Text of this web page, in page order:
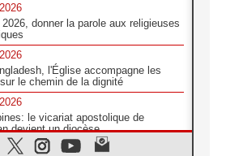
donner la parole aux religieuses
l'Église accompagne les
le chemin de la dignité
le vicariat apostolique de
devient un diocèse